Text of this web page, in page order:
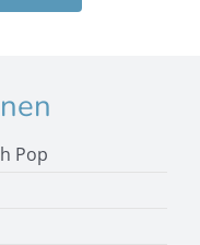
Pop